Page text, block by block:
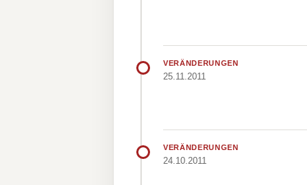
VERÄNDERUNGEN
25.11.2011
VERÄNDERUNGEN
24.10.2011